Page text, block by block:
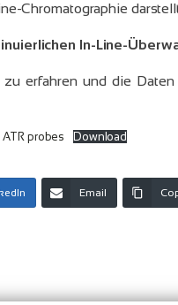
Chromatographie
In-Line-
erfahren und die
probes Download
Email